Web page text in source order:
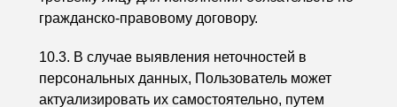
гражданско-правовому договору.
10.3. В случае выявления неточностей в
персональных данных, Пользователь может
актуализировать их самостоятельно, путем